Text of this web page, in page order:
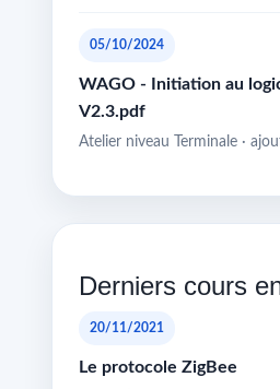
05/10/2024
WAGO - Initiation au
V2.3.pdf
Atelier niveau Terminale ·
Derniers cours
20/11/2021
Le protocole ZigBee